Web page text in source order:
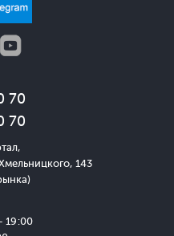
70
70
143
19:00